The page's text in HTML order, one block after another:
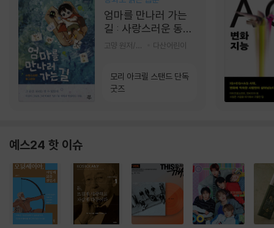
엄마를 만나러 가는
길 : 사랑스러운 동그
라미
다산어린이
모리 아크릴 스탠드 단독
굿즈
예스24 핫 이슈